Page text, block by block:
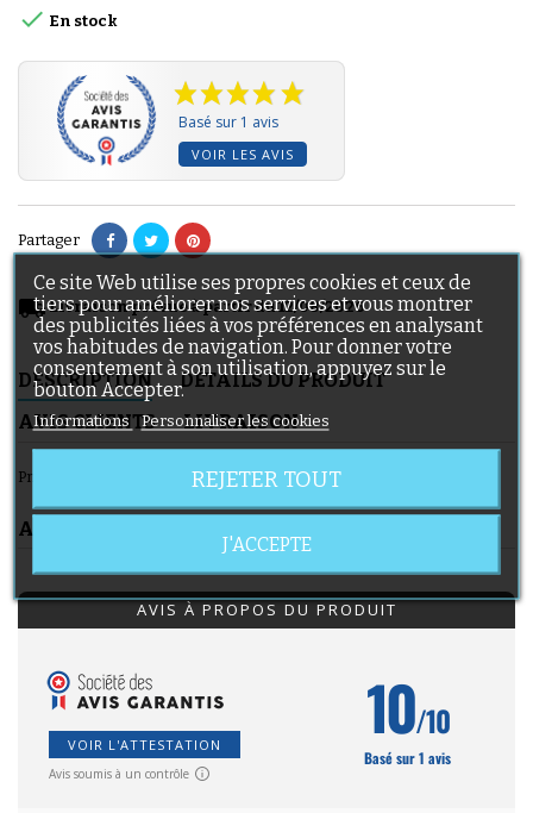
 En stock
Basé sur 1 avis
VOIR LES AVIS
Partager
local_shippingLivraison prévue à partir du 12/08/2026
DESCRIPTION
DÉTAILS DU PRODUIT
AVIS CLIENTS
LIVRAISON
Pneu de dimension 60x230 pour poussette
AVIS CLIENTS
AVIS À PROPOS DU PRODUIT
VOIR L'ATTESTATION
Avis soumis à un contrôle
10/10
Basé sur 1 avis
Ce site Web utilise ses propres cookies et ceux de
tiers pour améliorer nos services et vous montrer
des publicités liées à vos préférences en analysant
vos habitudes de navigation. Pour donner votre
consentement à son utilisation, appuyez sur le
bouton Accepter.
Informations Personnaliser les cookies
REJETER TOUT
J'ACCEPTE